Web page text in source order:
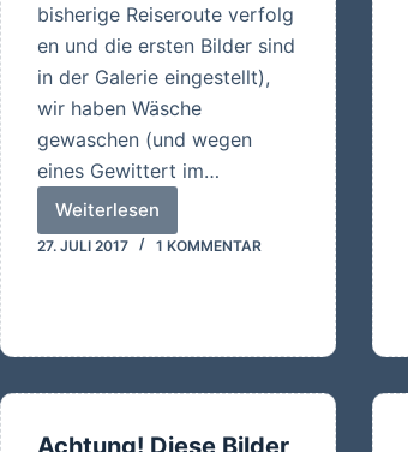
bisherige Reiseroute verfolg
en und die ersten Bilder sind
in der Galerie eingestellt),
wir haben Wäsche
gewaschen (und wegen
eines Gewittert im…
Weiterlesen
Fast
faul…
27. JULI 2017 1 KOMMENTAR
Achtung! Diese Bilder